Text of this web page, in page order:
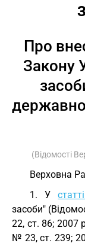
Про
Закону
(Відомості
Верховна
1. У
засоби"
22, ст. 86; 2007
№ 23, ст. 239;